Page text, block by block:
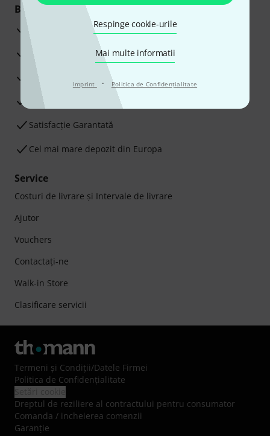
Respinge cookie-urile
Mai multe informatii
Imprint · Politica de Confidenţialitate
Beneficiile tale
3 Ani Garanție Thomann
Garanţia returnării banilor în 30 de zile
Sfaturi de la experții noștri
Satisfacție Garantată
Cel mai mare depozit din Europa
Service
Costuri de livrare şi Intervale de livrare
Ajutor
Vouchers
Contactaţi-ne
Walk-in Store
Clasificare servicii
Termeni şi Condiţii/Datele Firmei
Politica de Confidenţialitate
Dreptul de reziliere al contractului pentru consumator
Comanda / incheierea comenzii
Garanție